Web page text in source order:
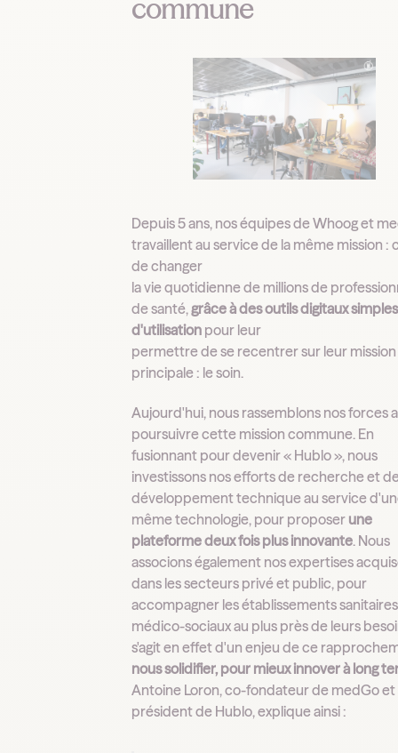
commune
Depuis 5 ans, nos équipes de Whoog et
travaillent au service de la même mission :
de changer
la vie quotidienne de millions de
de santé,grâce à des outils digitaux simples
d'utilisation pour leur
permettre de se recentrer sur leur mission
principale : le soin.
Aujourd'hui, nous rassemblons nos forces
poursuivre cette mission commune. En
fusionnant pour devenir « Hublo », nous
investissons nos efforts de recherche et
développement technique au service
même technologie, pour proposer une
plateforme deux fois plus innovante. Nous
associons également nos expertises
dans les secteurs privé et public, pour
accompagner les établissements
médico-sociaux au plus près de leurs
s'agit en effet d'un enjeu de ce
nous solidifier, pour mieux innover à long
Antoine Loron, co-fondateur de medGo et
président de Hublo, explique ainsi :